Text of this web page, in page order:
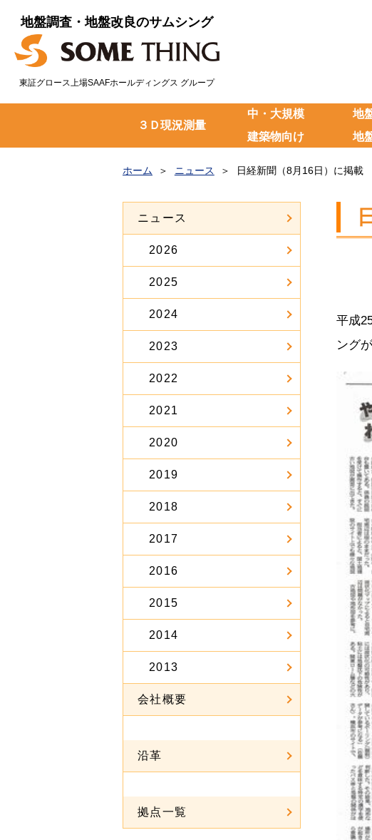
地盤調査・地盤改良のサムシング
東証グロース上場SAAFホールディングス グループ
３Ｄ現況測量
中・大規模
建築物向け
地
地
ホーム ニュース 日経新聞（8月16日）に掲載
平成
ング
ニュース
2026
2025
2024
2023
2022
2021
2020
2019
2018
2017
2016
2015
2014
2013
会社概要
沿革
拠点一覧